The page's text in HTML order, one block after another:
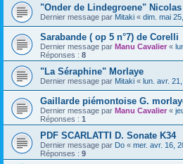
"Onder de Lindegroene"
Dernier message par Mitaki « dim. mai
Sarabande ( op 5 n°7) de Corelli
Dernier message par Manu Cavalier «
Réponses : 8
"La Séraphine" Morlaye
Dernier message par Mitaki « lun. avr.
Gaillarde piémontoise G.
Dernier message par Manu Cavalier «
Réponses : 1
PDF SCARLATTI D. Sonate K34
Dernier message par Do « mer. avr. 16,
Réponses : 9